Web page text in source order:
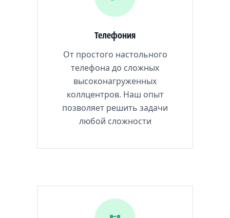
Телефония
От простого настольного
телефона до сложных
высоконагруженных
коллцентров. Наш опыт
позволяет решить задачи
любой сложности